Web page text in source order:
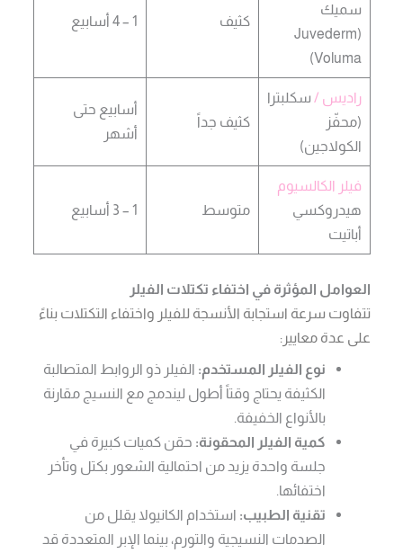
سميك
(Juvederm
Voluma)
كثيف 1 – 4 أسابيع
راديس /سكلبترا
(محفّز
الكولاجين)
كثيف جداً
أسابيع حتى
أشهر
فيلر الكالسيوم
هيدروكسي
أباتيت
متوسط 1 – 3 أسابيع
العوامل المؤثرة في اختفاء تكتلات الفيلر
تتفاوت سرعة استجابة الأنسجة للفيلر واختفاء التكتلات بناءً
على عدة معايير:
نوع الفيلر المستخدم: الفيلر ذو الروابط المتصالبة
الكثيفة يحتاج وقتاً أطول ليندمج مع النسيج مقارنة
بالأنواع الخفيفة.
كمية الفيلر المحقونة: حقن كميات كبيرة في
جلسة واحدة يزيد من احتمالية الشعور بكتل وتأخر
اختفائها.
تقنية الطبيب: استخدام الكانيولا يقلل من
الصدمات النسيجية والتورم، بينما الإبر المتعددة قد